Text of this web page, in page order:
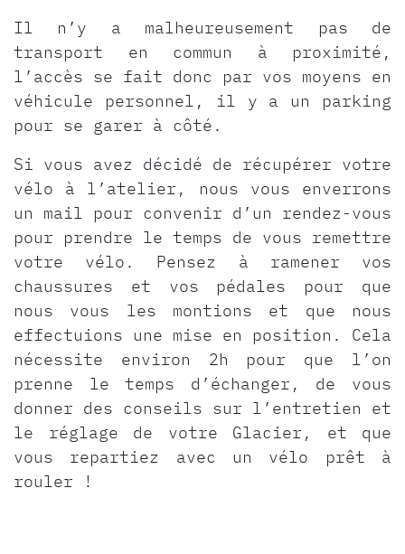
Il n’y a malheureusement pas de
transport en commun à proximité,
l’accès se fait donc par vos moyens en
véhicule personnel, il y a un parking
pour se garer à côté.
Si vous avez décidé de récupérer votre
vélo à l’atelier, nous vous enverrons
un mail pour convenir d’un rendez-vous
pour prendre le temps de vous remettre
votre vélo. Pensez à ramener vos
chaussures et vos pédales pour que
nous vous les montions et que nous
effectuions une mise en position. Cela
nécessite environ 2h pour que l’on
prenne le temps d’échanger, de vous
donner des conseils sur l’entretien et
le réglage de votre Glacier, et que
vous repartiez avec un vélo prêt à
rouler !